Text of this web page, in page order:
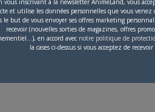
vous inscrivant à la newsletter AnimeLand, vous
et utilise les données personnelles que vous
le but de vous envoyer ses offres marketing
recevoir (nouvelles sorties de magazines, offres
en accord avec notre politique de
la cases ci-dessus si vous acceptez de